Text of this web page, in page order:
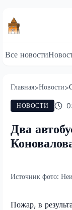
Все новости
Главная>Новости>
НОВОСТИ
Два
Источник фото:
Пожар, в